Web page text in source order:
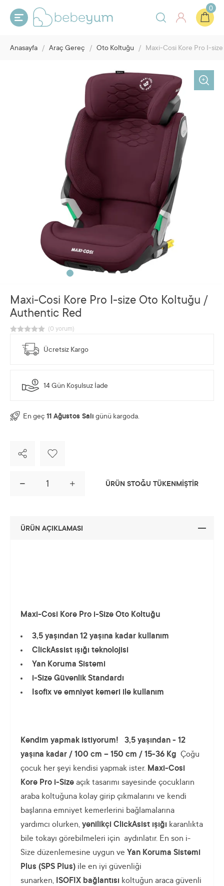
0
Anasayfa / Araç Gereç / Oto Koltuğu / Maxi-Cosi Kore Pro I-
Maxi-Cosi Kore Pro I-size Oto Koltuğu /
Authentic Red
Ücretsiz Kargo
14 Gün Koşulsuz İade
En geç 11 Ağustos Salı günü kargoda.
ÜRÜN STOĞU TÜKENMİŞTİR
ÜRÜN AÇIKLAMASI
Maxi-Cosi Kore Pro i-Size Oto Koltuğu
3,5 yaşından 12 yaşına kadar kullanım
ClickAssist ışığı teknolojisi
Yan Koruma Sistemi
i-Size Güvenlik Standardı
Isofix ve emniyet kemeri ile kullanım
Kendim yapmak istiyorum!
3,5 yaşından - 12
yaşına kadar / 100 cm – 150 cm / 15-36 Kg Çoğu
çocuk her şeyi kendisi yapmak ister. Maxi-Cosi
Kore Pro i-Size açık tasarımı sayesinde çocukların
araba koltuğuna kolay girip çıkmalarını ve kendi
başlarına emniyet kemerlerini bağlamalarına
yardımcı olurken, yenilikçi ClickAsist ışığı karanlıkta
bile tokayı görebilmeleri için aydınlatır. En son i-
Size düzenlemesine uygun ve Yan Koruma Sistemi
Plus (SPS Plus) ile en iyi güvenliği
sunarken, ISOFIX bağlantısı koltuğun araca güvenli